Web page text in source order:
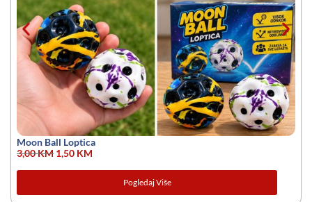
Moon Ball Loptica
3,00KM 1,50 KM
Pogledaj Više